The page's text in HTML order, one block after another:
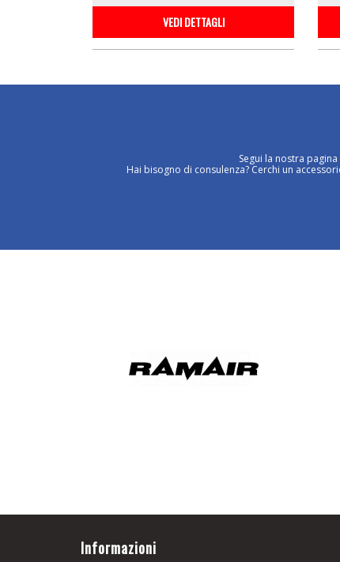
VEDI DETTAGLI
Segui la nostra
Hai bisogno di consulenza? Cerchi un
Informazioni